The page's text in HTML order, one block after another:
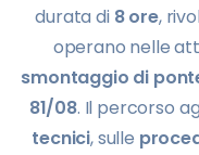
durata di 8 ore,
operano nelle
smontaggio di
81/08. Il percorso
tecnici, sulle